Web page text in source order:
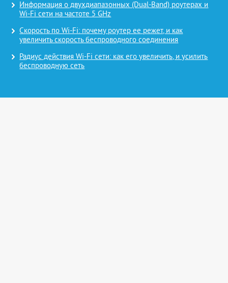
Информация о двухдиапазонных (Dual-Band) роутерах и
Wi-Fi сети на частоте 5 GHz
Скорость по Wi-Fi: почему роутер ее режет, и как
увеличить скорость беспроводного соединения
Радиус действия Wi-Fi сети: как его увеличить, и усилить
беспроводную сеть